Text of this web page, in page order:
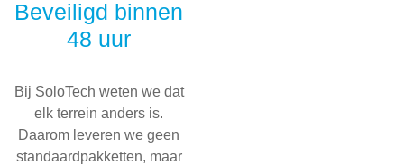
Beveiligd binnen
48 uur
Bij SoloTech weten we dat
elk terrein anders is.
Daarom leveren we geen
standaardpakketten, maar